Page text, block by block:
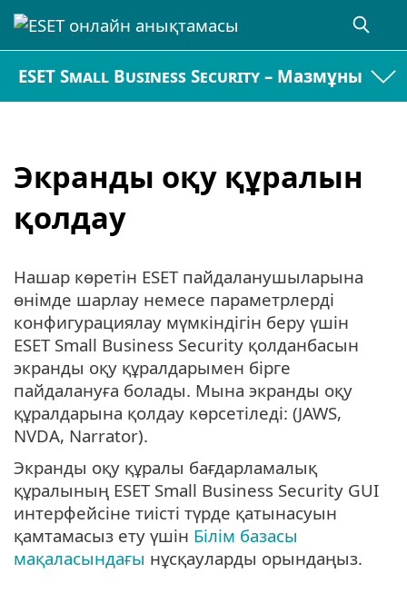
ESET Small Business Security – Мазмұны
Экранды оқу құралын
қолдау
Нашар көретін ESET пайдаланушыларына
өнімде шарлау немесе параметрлерді
конфигурациялау мүмкіндігін беру үшін
ESET Small Business Security қолданбасын
экранды оқу құралдарымен бірге
пайдалануға болады. Мына экранды оқу
құралдарына қолдау көрсетіледі: (JAWS,
NVDA, Narrator).
Экранды оқу құралы бағдарламалық
құралының ESET Small Business Security GUI
интерфейсіне тиісті түрде қатынасуын
қамтамасыз ету үшін Білім базасы
мақаласындағы нұсқауларды орындаңыз.